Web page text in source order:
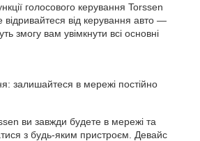
голосового керування Torssen
від керування авто —
змогу вам увімкнути всі основні
залишайтеся в мережі постійно
ви завжди будете в мережі та
з будь-яким пристроєм. Девайс